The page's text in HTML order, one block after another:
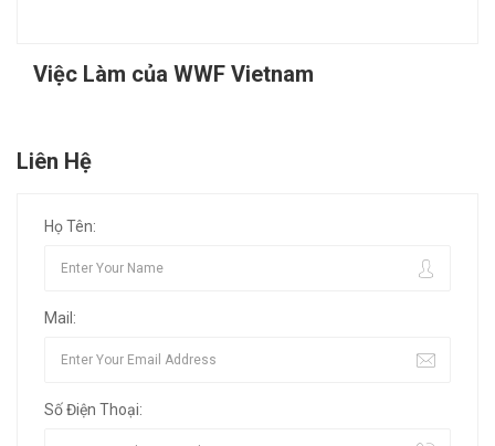
Việc Làm của WWF Vietnam
Liên Hệ
Họ Tên:
Mail:
Số Điện Thoại: